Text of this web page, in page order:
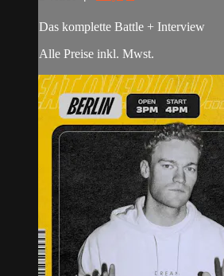
Das komplette Battle + Interview
Alle Preise inkl. Mwst.